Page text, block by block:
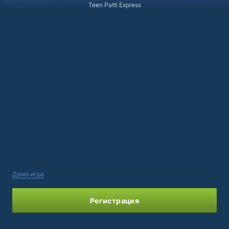
Teen Patti Express
Демо игра
Регистрация